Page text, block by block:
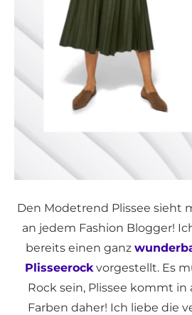
Den Modetrend Plissee sieht
an jedem Fashion Blogger!
bereits einen ganz
Plisseerockvorgestellt. Es
Rock sein, Plissee kommt
Farben daher! Ich liebe die